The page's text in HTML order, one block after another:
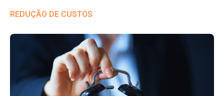
REDUÇÃO DE CUSTOS